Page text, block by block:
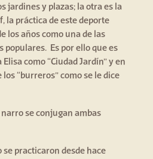
jardines y plazas; la otra es la
la práctica de este deporte
los años como una de las
populares. Es por ello que es
como “Ciudad Jardín” y en
“burreros” como se le dice
narro se conjugan ambas
se practicaron desde hace